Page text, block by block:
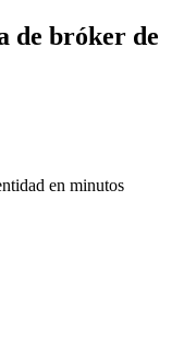
de bróker de
en minutos